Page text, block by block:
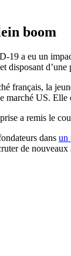
boom
19 a eu un
disposant d’une
français, la
marché US.
a remis le
dans un
de nouveaux